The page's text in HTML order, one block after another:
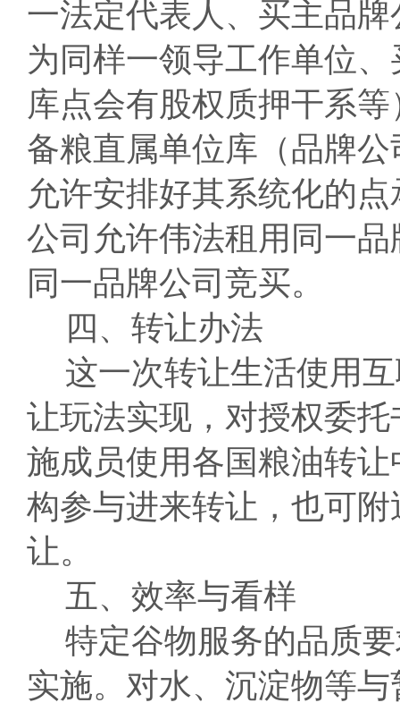
一法定代表人、买主品
为同样一领导工作单位
库点会有股权质押干系
备粮直属单位库（品牌
允许安排好其系统化的
公司允许伟法租用同一
同一品牌公司竞买。
四、转让办法
这一次转让生活使用
让玩法实现，对授权委
施成员使用各国粮油转
构参与进来转让，也可
让。
五、效率与看样
特定谷物服务的品质
实施。对水、沉淀物等